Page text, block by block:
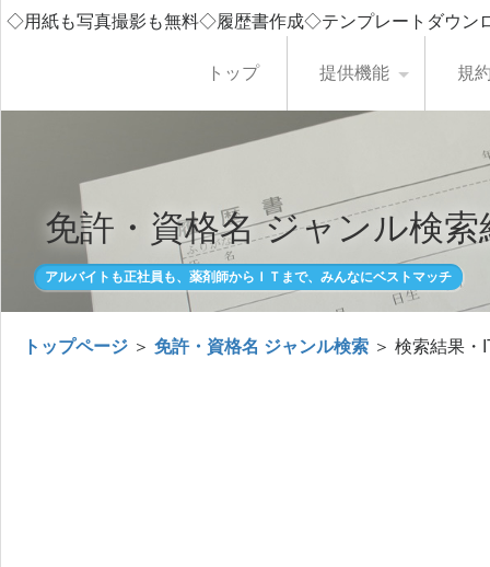
◇用紙も写真撮影も無料◇履歴書作成◇テンプレートダウ
トップ 提供機能 規
免許・資格名 ジャンル検索
アルバイトも正社員も、薬剤師からＩＴまで、みんなにベストマッチ
トップページ ＞ 免許・資格名 ジャンル検索 ＞ 検索結果・